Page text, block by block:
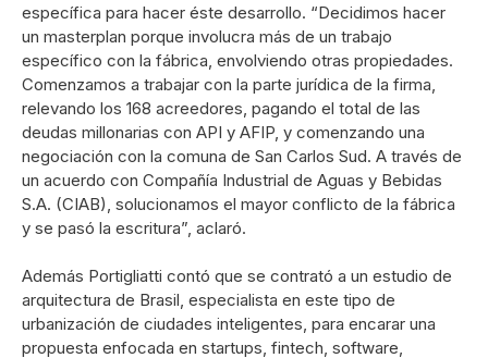
específica para hacer éste desarrollo. “Decidimos hacer
un masterplan porque involucra más de un trabajo
específico con la fábrica, envolviendo otras propiedades.
Comenzamos a trabajar con la parte jurídica de la firma,
relevando los 168 acreedores, pagando el total de las
deudas millonarias con API y AFIP, y comenzando una
negociación con la comuna de San Carlos Sud. A través de
un acuerdo con Compañía Industrial de Aguas y Bebidas
S.A. (CIAB), solucionamos el mayor conflicto de la fábrica
y se pasó la escritura”, aclaró.
Además Portigliatti contó que se contrató a un estudio de
arquitectura de Brasil, especialista en este tipo de
urbanización de ciudades inteligentes, para encarar una
propuesta enfocada en startups, fintech, software,